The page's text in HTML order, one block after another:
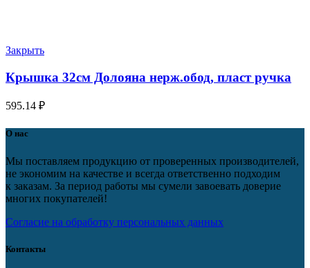
Закрыть
Крышка 32см Долояна нерж.обод, пласт ручка
595.14 ₽
О нас
Мы поставляем продукцию от проверенных производителей,
не экономим на качестве и всегда ответственно подходим
к заказам. За период работы мы сумели завоевать доверие
многих покупателей!
Согласие на обработку персональных данных
Контакты